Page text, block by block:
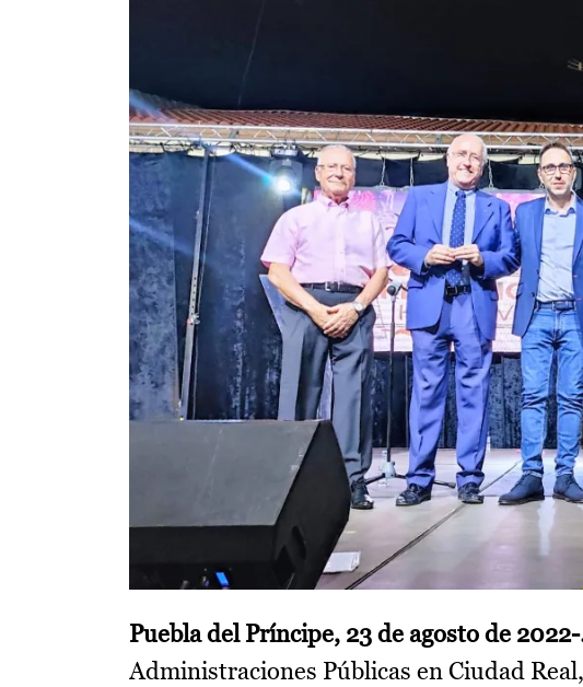
Puebla del Príncipe, 23 de agosto de
Administraciones Públicas en Ciudad